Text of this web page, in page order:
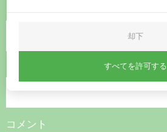
コメント
却下
すべてを許可する